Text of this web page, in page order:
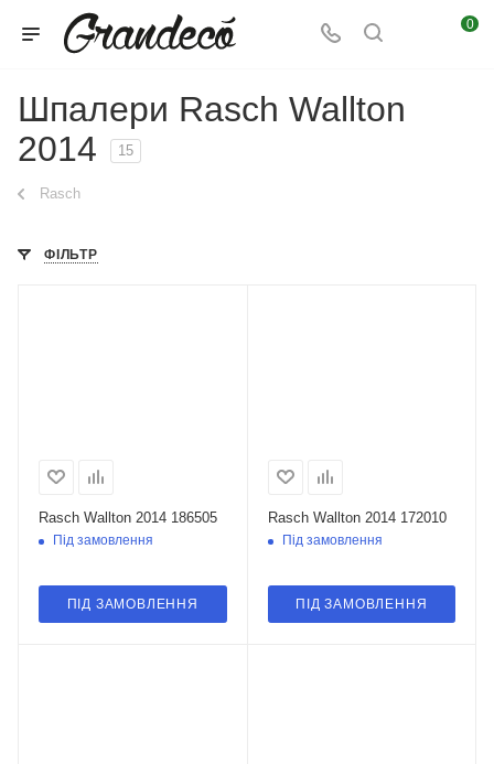
0
Шпалери Rasch Wallton
2014
15
Rasch
ФІЛЬТР
Rasch Wallton 2014 186505
Під замовлення
ПІД ЗАМОВЛЕННЯ
Rasch Wallton 2014 172010
Під замовлення
ПІД ЗАМОВЛЕННЯ